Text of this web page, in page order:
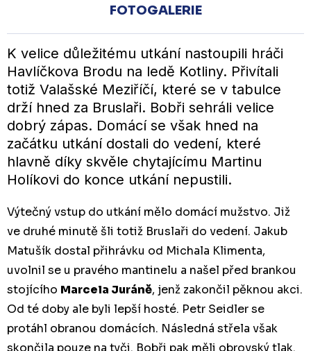
FOTOGALERIE
K velice důležitému utkání nastoupili hráči
Havlíčkova Brodu na ledě Kotliny. Přivítali
totiž Valašské Meziříčí, které se v tabulce
drží hned za Bruslaři. Bobři sehráli velice
dobrý zápas. Domácí se však hned na
začátku utkání dostali do vedení, které
hlavně díky skvěle chytajícímu Martinu
Holíkovi do konce utkání nepustili.
Výtečný vstup do utkání mělo domácí mužstvo. Již
ve druhé minutě šli totiž Bruslaři do vedení. Jakub
Matušík dostal přihrávku od Michala Klimenta,
uvolnil se u pravého mantinelu a našel před brankou
stojícího Marcela Juráně, jenž zakončil pěknou akci.
Od té doby ale byli lepší hosté. Petr Seidler se
protáhl obranou domácích. Následná střela však
skončila pouze na tyči. Bobři pak měli obrovský tlak.